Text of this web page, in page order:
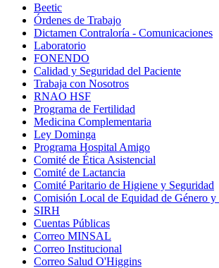
Beetic
Órdenes de Trabajo
Dictamen Contraloría - Comunicaciones
Laboratorio
FONENDO
Calidad y Seguridad del Paciente
Trabaja con Nosotros
RNAO HSF
Programa de Fertilidad
Medicina Complementaria
Ley Dominga
Programa Hospital Amigo
Comité de Ética Asistencial
Comité de Lactancia
Comité Paritario de Higiene y Seguridad
Comisión Local de Equidad de Género
SIRH
Cuentas Públicas
Correo MINSAL
Correo Institucional
Correo Salud O'Higgins